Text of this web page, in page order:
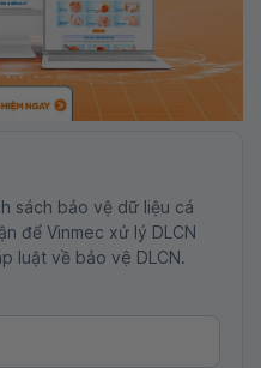
sách bảo vệ dữ liệu cá
để Vinmec xử lý DLCN
luật về bảo vệ DLCN.